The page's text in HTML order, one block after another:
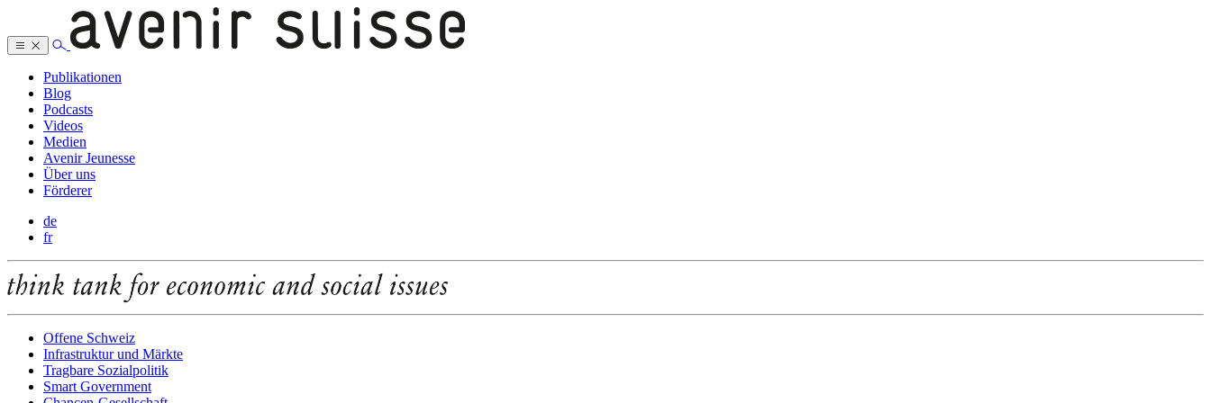
Publikationen
Blog
Podcasts
Videos
Medien
Avenir Jeunesse
Über uns
Förderer
de
fr
Offene Schweiz
Infrastruktur und Märkte
Tragbare Sozialpolitik
Smart Government